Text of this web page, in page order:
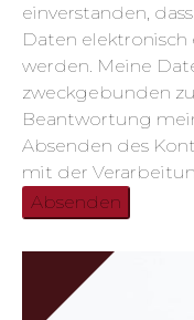
einverstanden,
Daten
werden. Meine
zweckgebunden
Beantwortung
Absenden des
mit der